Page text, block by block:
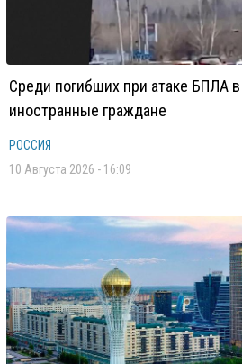
Среди погибших при атаке БПЛА
иностранные граждане
РОССИЯ
10 Августа 2026 - 16:09